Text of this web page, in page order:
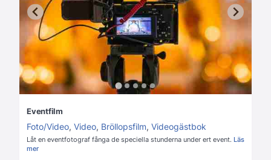
Eventfilm
Foto/Video, Video, Bröllopsfilm, Videogästbok
Låt en eventfotograf fånga de speciella stunderna under ert event. Läs
mer